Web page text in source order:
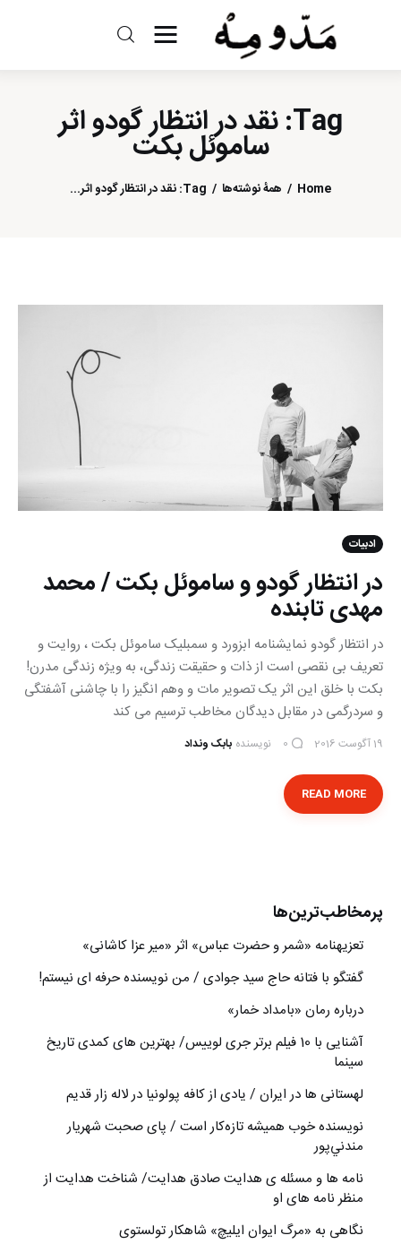
Tag: نقد در انتظار گودو اثر
ساموئل بکت
Home همهٔ نوشته‌ها Tag: نقد در انتظار گودو اثر...
مد و مه
ادبیات
درباره ما
ادبیات
در انتظار گودو و ساموئل بکت / محمد
مهدی تابنده
در انتظار گودو نمایشنامه ابزورد و سمبلیک ساموئل بکت ، روایت و
تعریف بی نقصی است از ذات و حقیقت زندگی، به ویژه زندگی مدرن!
بکت با خلق این اثر یک تصویر مات و وهم انگیز را با چاشنی آشفتگی
و سردرگمی در مقابل دیدگان مخاطب ترسیم می کند
19 آگوست 2016 0 نویسنده بابک ونداد
READ MORE
پرمخاطب‌ترین‌ها
تعزیه‎نامه‏ «شمر و حضرت عباس» اثر «میر عزا کاشانی»
گفتگو با فتانه حاج سید جوادی / من نویسنده حرفه ای نیستم!
درباره رمان «بامداد خمار»
آشنایی با 10 فیلم برتر جری لوییس/ بهترین های کمدی تاریخ
سینما
لهستانی ها در ایران / یادی از کافه پولونیا در لاله زار قدیم
نويسنده خوب هميشه تازه‌كار است / پای صحبت شهريار
مندني‌پور
نامه ها و مسئله ی هدایت صادق هدایت/ شناخت هدایت از
منظر نامه های او
نگاهی به «مرگ ايوان ايليچ» شاهکار تولستوی